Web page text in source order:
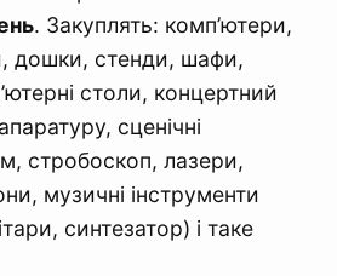
. Закуплять: комп’ютери,
дошки, стенди, шафи,
столи, концертний
сценічні
стробоскоп, лазери,
музичні інструменти
синтезатор) і таке